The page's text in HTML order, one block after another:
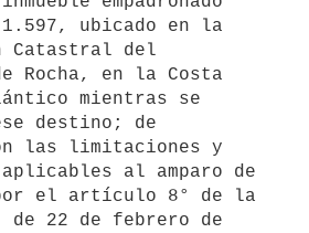
ubicado en la
Catastral del
Rocha, en la Costa
mientras se
destino; de
las limitaciones y
al amparo de
el artículo 8° de la
de 22 de febrero de